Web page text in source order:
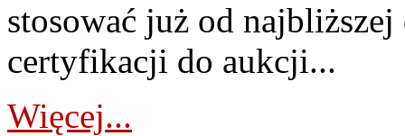
stosować już od
certyfikacji do aukcji...
Więcej...